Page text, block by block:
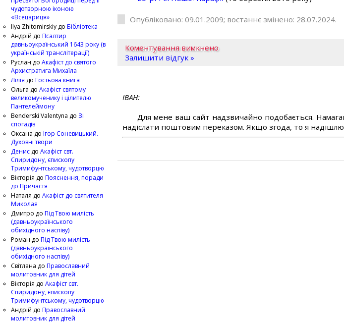
Опубліковано: 09.01.2009; востаннє змінено: 28.07.2024.
Коментування вимкнено
Залишити відгук »
ІВАН
Для мене ваш сайт надзвичайно подобається.
надіслати поштовим переказом. Якщо згода, то я
чудотворною іконою
«Всецариця»
Ilya Zhitomirskiy до Бібліотека
Андрій до Псалтир
давньоукраїнський 1643 року (в
українській транслітерації)
Руслан до Акафіст до святого
Архистратига Михаїла
Лілія до Гостьова книга
Ольга до Акафіст святому
великомученику і цілителю
Пантелеймону
Benderski Valentyna до Зі
спогадів
Оксана до Ігор Соневицький.
Духовні твори
Денис до Акафіст свт.
Спиридону, єпископу
Тримифунтському, чудотворцю
Вікторія до Пояснення, поради
до Причастя
Наталя до Акафіст до святителя
Миколая
Дмитро до Під Твою милість
(давньоукраїнського
обихідного наспіву)
Роман до Під Твою милість
(давньоукраїнського
обихідного наспіву)
Світлана до Православний
молитовник для дітей
Вікторія до Акафіст свт.
Спиридону, єпископу
Тримифунтському, чудотворцю
Андрій до Православний
молитовник для дітей